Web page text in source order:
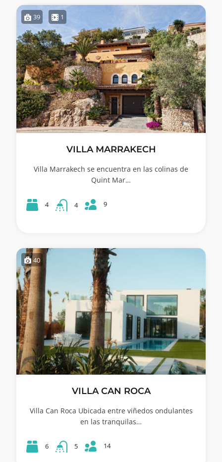
39 1
VILLA MARRAKECH
Villa Marrakech se encuentra en las colinas de
Quint Mar…
4 4 9
40
VILLA CAN ROCA
Villa Can Roca Ubicada entre viñedos ondulantes
en las tranquilas…
6 5 14